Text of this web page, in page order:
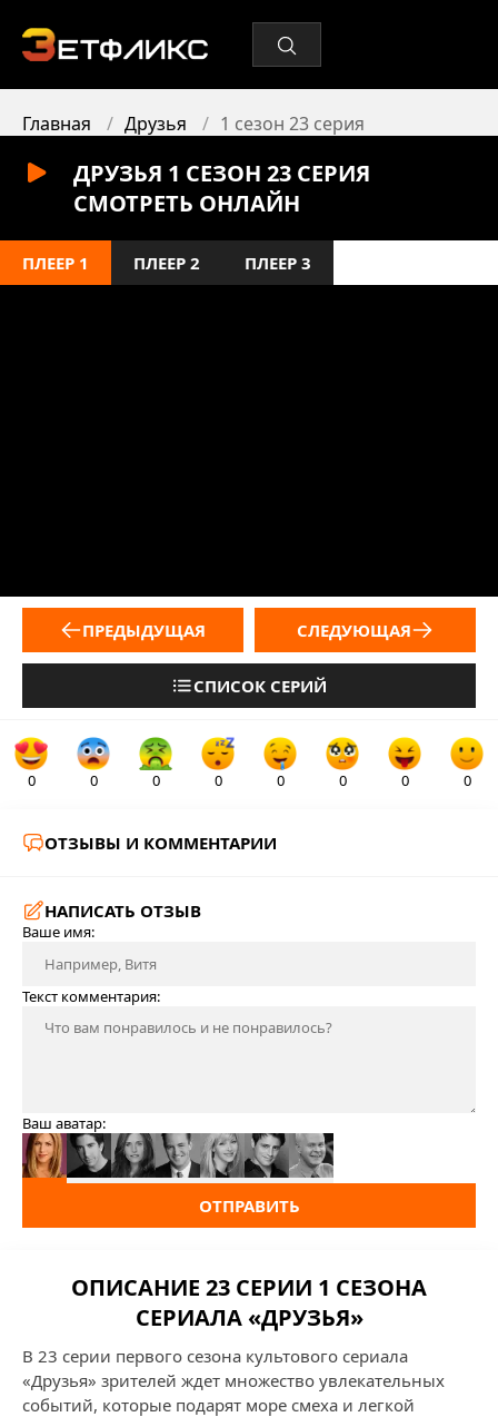
Главная Друзья 1 сезон 23 серия
ДРУЗЬЯ 1 СЕЗОН 23 СЕРИЯ
СМОТРЕТЬ ОНЛАЙН
ПЛЕЕР 1 ПЛЕЕР 2 ПЛЕЕР 3
ПРЕДЫДУЩАЯ
СПИСОК СЕРИЙ
СЛЕДУЮЩАЯ
0 0 0 0 0 0 0 0
ОТЗЫВЫ И КОММЕНТАРИИ
НАПИСАТЬ ОТЗЫВ
Ваше имя:
Текст комментария:
Ваш аватар:
ОТПРАВИТЬ
ОПИСАНИЕ 23 СЕРИИ 1 СЕЗОНА
СЕРИАЛА «ДРУЗЬЯ»
В 23 серии первого сезона культового сериала
«Друзья» зрителей ждет множество увлекательных
событий, которые подарят море смеха и легкой